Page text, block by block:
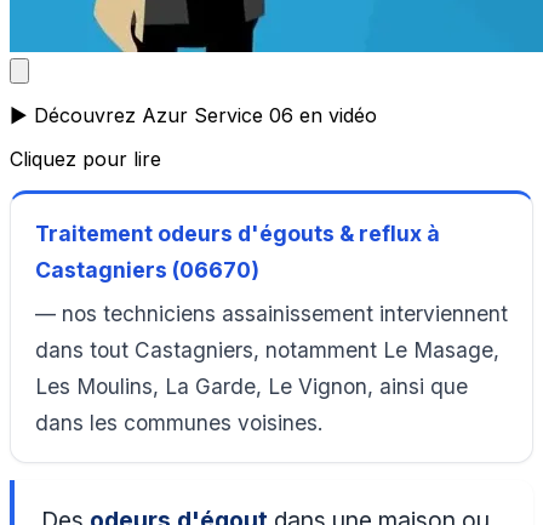
▶️ Découvrez Azur Service 06 en vidéo
Cliquez pour lire
Traitement odeurs d'égouts & reflux à
Castagniers (06670)
— nos techniciens assainissement interviennent
dans tout Castagniers, notamment Le Masage,
Les Moulins, La Garde, Le Vignon, ainsi que
dans les communes voisines.